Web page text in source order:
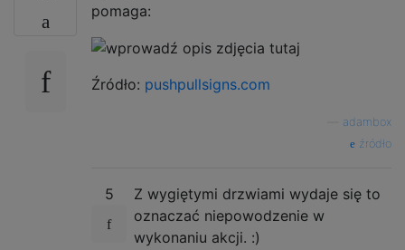
pomaga:
Źródło: pushpullsigns.com
adambox
źródło
5
Z wygiętymi drzwiami wydaje się to
oznaczać niepowodzenie w
wykonaniu akcji. :)